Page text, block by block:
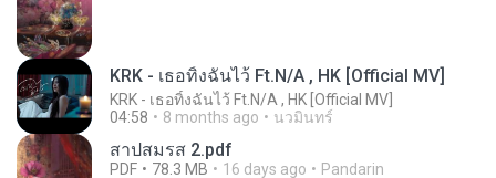
KRK - เธอทิ้งฉันไว้ Ft.N/A , HK [Official MV]
KRK - เธอทิ้งฉันไว้ Ft.N/A , HK [Official MV]
04:58
8 months ago นวมินทร์
สาปสมรส 2.pdf
PDF 78.3 MB 16 days ago Pandarin